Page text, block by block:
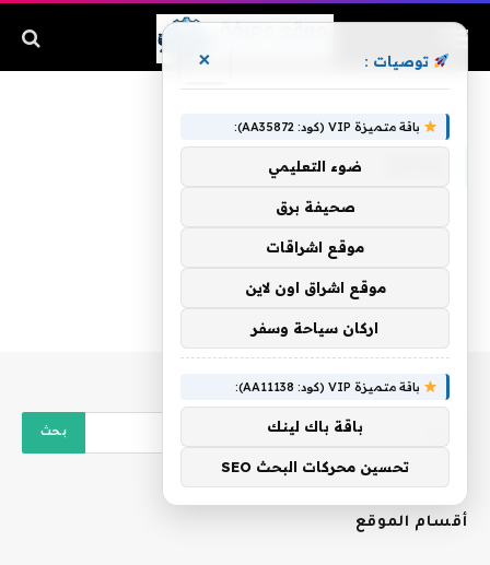
أقسام الموقع
توصيات : ×
باقة متميزة VIP (كود: AA35872):
ضوء التعليمي
صحيفة برق
موقع اشراقات
موقع اشراق اون لاين
اركان سياحة وسفر
باقة متميزة VIP (كود: AA11138):
باقة باك لينك
تحسين محركات البحث SEO